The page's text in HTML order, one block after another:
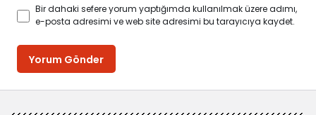
Bir dahaki sefere yorum yaptığımda kullanılmak üzere adımı,
e-posta adresimi ve web site adresimi bu tarayıcıya kaydet.
Yorum Gönder